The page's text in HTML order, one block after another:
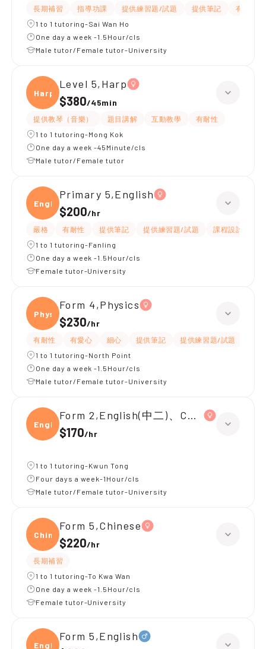
長期補習 指導功課 提供練習題/試題 提供筆記
有耐性
1 to 1 tutoring-Sai Wan Ho
One day a week -1.5Hour/cls
Male tutor/Female tutor-University
Harp
Level 5,Harp
$380/45min
提供教琴（音樂） 題目講解 互動教學
有耐性
1 to 1 tutoring-Mong Kok
One day a week -45Minute/cls
Male tutor/Female tutor
Engli
Primary 5,English
$200/hr
嚴格 有耐性 提供筆記 提供練習題/試題 課程設計
1 to 1 tutoring-Fanling
One day a week -1.5Hour/cls
Female tutor-University
Physi
Form 4,Physics
$230/hr
有耐性 有愛心 細心 提供筆記 提供練習題/試題
1 to 1 tutoring-North Point
One day a week -1.5Hour/cls
Male tutor/Female tutor-University
Engli
Form 2,English(中二)、Chinese(中二)
$170/hr
1 to 1 tutoring-Kwun Tong
Four days a week-1Hour/cls
Male tutor/Female tutor-University
Chine
Form 5,Chinese
$220/hr
長期補習
1 to 1 tutoring-To Kwa Wan
One day a week -1.5Hour/cls
Female tutor-University
Engli
Form 5,English